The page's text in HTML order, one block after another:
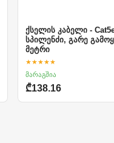
ქსელის კაბელი -
სპილენძი, გარე
მეტრი
★★★★★
მარაგშია
₾138.16